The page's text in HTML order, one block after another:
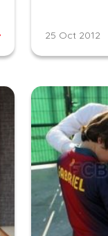
25 Oct 2012